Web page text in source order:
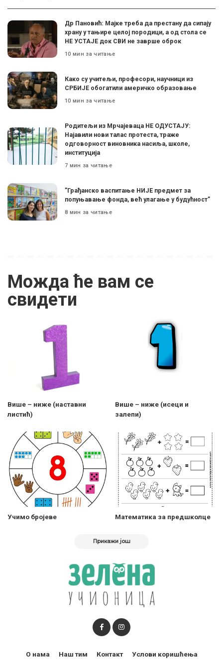
Др Пановић: Мајке треба да престану да сипају
храну у тањире целој породици, а од стола се
НЕ УСТАЈЕ док СВИ не заврше оброк
10 мин за читање
Како су учитељи, професори, научници из
СРБИЈЕ обогатили америчко образовање
10 мин за читање
Родитељи из Мрчајеваца НЕ ОДУСТАЈУ:
Најавили нови талас протеста, траже
одговорност виновника насиља, школе,
институција
7 мин за читање
”Грађанско васпитање НИЈЕ предмет за
попуњавање фонда, већ улагање у будућност”
8 мин за читање
Можда ће вам се
свидети
Више – ниже (наставни
листић)
Више – ниже (исеци и
залепи)
Учимо бројеве Математика за предшколце
Прикажи још
О нама Наш тим Контакт Услови коришћења